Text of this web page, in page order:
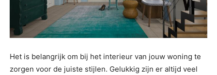
Het is belangrijk om bij het interieur van jouw woning te
zorgen voor de juiste stijlen. Gelukkig zijn er altijd veel